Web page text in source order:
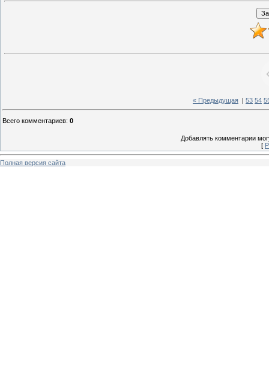
« Предыдущая 53 54
Всего комментариев: 0
Добавлять комментарии
[
Полная версия сайта